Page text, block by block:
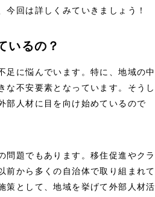
回は詳しくみていきましょう！
いるの？
足に悩んでいます。特に、地域の中
な不安要素となっています。そうし
部人材に目を向け始めているので
問題でもあります。移住促進やクラ
前から多くの自治体で取り組まれて
策として、地域を挙げて外部人材活